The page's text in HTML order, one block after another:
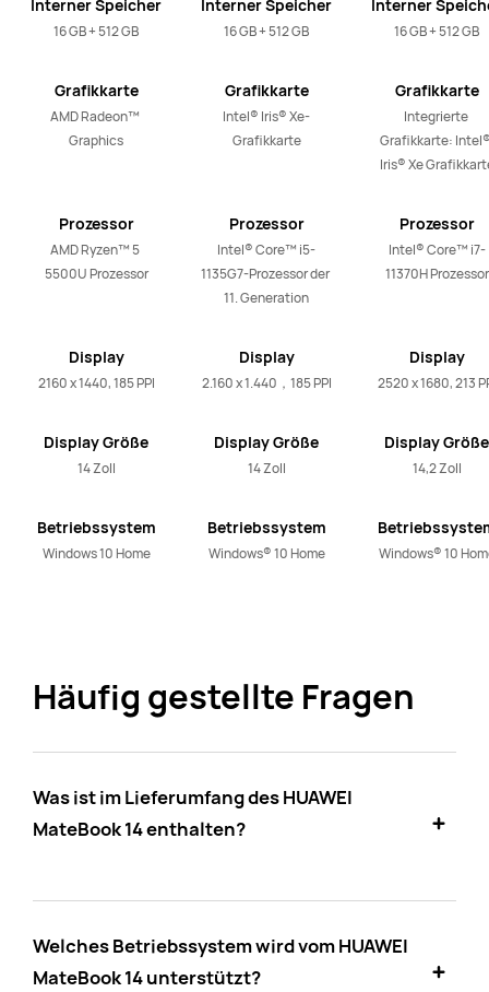
Interner Speicher
16 GB + 512 GB
Grafikkarte
AMD Radeon™
Graphics
Prozessor
AMD Ryzen™ 5
5500U Prozessor
Display
Auflösung
2160 x 1440, 185 PPI
Display Größe
14 Zoll
Betriebssystem
Windows 10 Home
Interner Speicher
16 GB + 512 GB
Grafikkarte
Intel® Iris® Xe-
Grafikkarte
Prozessor
Intel® Core™ i5-
1135G7-Prozessor der
11. Generation
Display
Auflösung
2.160 x 1.440，185 PPI
Display Größe
14 Zoll
Betriebssystem
Windows® 10 Home
Interner
16 GB + 512 GB
Grafikkarte
Integrierte
Grafikkarte:
Iris® Xe
Prozessor
Intel® Core™ i7-
11370H Prozessor
Display
Auflösung
2520 x 1680, 213
Display Größe
14,2 Zoll
Windows® 10
Häufig gestellte Fragen
Was ist im Lieferumfang des HUAWEI
MateBook 14 enthalten?
Welches Betriebssystem wird vom HUAWEI
MateBook 14 unterstützt?